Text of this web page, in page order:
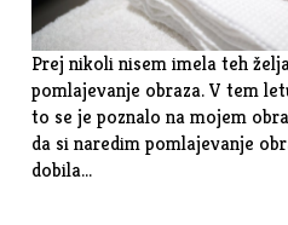
Prej nikoli nisem imela teh
pomlajevanje obraza. V tem
to se je poznalo na mojem
da si naredim pomlajevanje
dobila…